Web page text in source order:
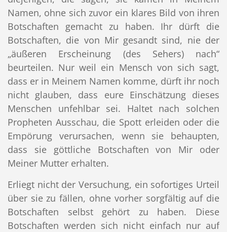
Namen, ohne sich zuvor ein klares Bild von ihren
Botschaften gemacht zu haben. Ihr dürft die
Botschaften, die von Mir gesandt sind, nie der
„äußeren Erscheinung (des Sehers) nach“
beurteilen. Nur weil ein Mensch von sich sagt,
dass er in Meinem Namen komme, dürft ihr noch
nicht glauben, dass eure Einschätzung dieses
Menschen unfehlbar sei. Haltet nach solchen
Propheten Ausschau, die Spott erleiden oder die
Empörung verursachen, wenn sie behaupten,
dass sie göttliche Botschaften von Mir oder
Meiner Mutter erhalten.
Erliegt nicht der Versuchung, ein sofortiges Urteil
über sie zu fällen, ohne vorher sorgfältig auf die
Botschaften selbst gehört zu haben. Diese
Botschaften werden sich nicht einfach nur auf